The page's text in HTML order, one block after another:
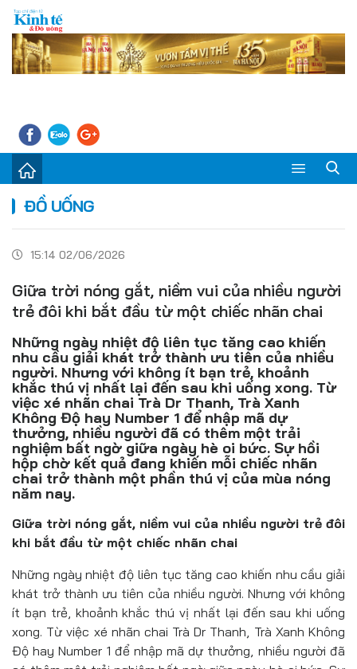
Sự kiện
Kinh tế - Tiêu dùng
Đời sống
Thị trường
Đồ uống
Pháp luật
Khoa giáo
Multimedia
ĐỒ UỐNG
15:14 02/06/2026
Giữa trời nóng gắt, niềm vui của nhiều người
trẻ đôi khi bắt đầu từ một chiếc nhãn chai
Những ngày nhiệt độ liên tục tăng cao khiến
nhu cầu giải khát trở thành ưu tiên của nhiều
người. Nhưng với không ít bạn trẻ, khoảnh
khắc thú vị nhất lại đến sau khi uống xong. Từ
việc xé nhãn chai Trà Dr Thanh, Trà Xanh
Không Độ hay Number 1 để nhập mã dự
thưởng, nhiều người đã có thêm một trải
nghiệm bất ngờ giữa ngày hè oi bức. Sự hồi
hộp chờ kết quả đang khiến mỗi chiếc nhãn
chai trở thành một phần thú vị của mùa nóng
năm nay.
Giữa trời nóng gắt, niềm vui của nhiều người trẻ đôi
khi bắt đầu từ một chiếc nhãn chai
Những ngày nhiệt độ liên tục tăng cao khiến nhu cầu giải
khát trở thành ưu tiên của nhiều người. Nhưng với không
ít bạn trẻ, khoảnh khắc thú vị nhất lại đến sau khi uống
xong. Từ việc xé nhãn chai Trà Dr Thanh, Trà Xanh Không
Độ hay Number 1 để nhập mã dự thưởng, nhiều người đã